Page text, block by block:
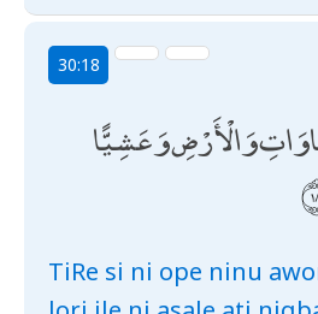
30:18
وَالْأَرْضِ وَعَشِيًّا
TiRe si ni ope ninu